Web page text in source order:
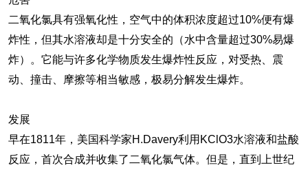
二氧化氯具有强氧化性，空气中的体积浓度超过10%便有爆
炸性，但其水溶液却是十分安全的（水中含量超过30%易爆
炸）。它能与许多化学物质发生爆炸性反应，对受热、震
动、撞击、摩擦等相当敏感，极易分解发生爆炸。
发展
早在1811年，美国科学家H.Davery利用KClO3水溶液和盐酸
反应，首次合成并收集了二氧化氯气体。但是，直到上世纪